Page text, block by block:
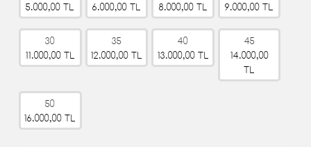
5.000,00 TL
6.000,00 TL
8.000,00 TL
9.000,00 TL
30
11.000,00 TL
35
12.000,00 TL
40
13.000,00 TL
45
14.000,00
TL
50
16.000,00 TL